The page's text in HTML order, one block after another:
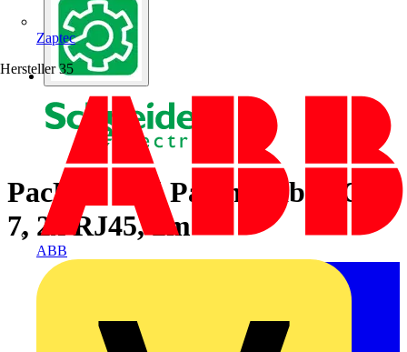
Zaptec
Hersteller 35
ABB
PacNet- und Patch-Kabel, Cat.
7, 2x RJ45, 2m